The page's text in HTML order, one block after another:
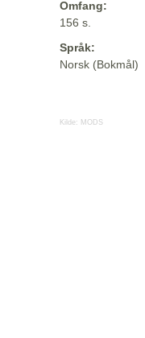
Omfang:
156 s.
Språk:
Norsk (Bokmål)
Kilde: MODS